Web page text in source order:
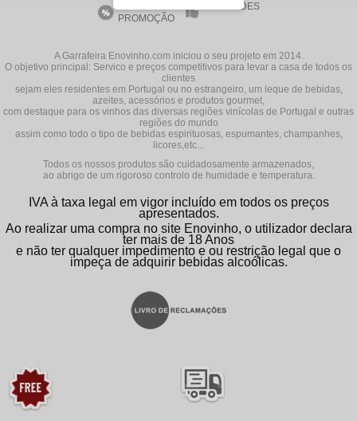
PROMOÇÃO
NOVIDADES
A Garrafeira Enovinho.com iniciou o seu projeto em 2014.
O objetivo principal: Servico e preços competitivos para levar a casa de todos os
clientes
sejam eles residentes em Portugal ou no estrangeiro, um leque de bebidas,
azeites, acessórios e produtos gourmet,
com destaque para os vinhos das diversas regiões vinícolas de Portugal e outras
regiões do mundo
assim como todo o tipo de bebidas espirituosas, espumantes, champanhes,
licores,etc...
Todos os nossos produtos são cuidadosamente armazenados,
ao abrigo de um rigoroso controlo de humidade e temperatura.
IVA à taxa legal em vigor incluído em todos os preços
apresentados.
Ao realizar uma compra no site Enovinho, o utilizador declara
ter mais de 18 Anos
e não ter qualquer impedimento e ou restrição legal que o
impeça de adquirir bebidas alcoólicas.